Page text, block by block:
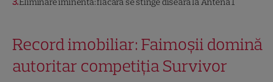
Record imobiliar: Faimoșii domină
autoritar competiția Survivor